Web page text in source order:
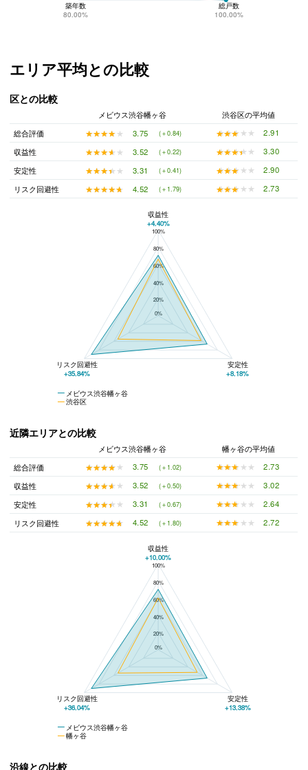
築年数
80.00%
総戸数
100.00%
エリア平均との比較
区との比較
メビウス渋谷幡ヶ谷
渋谷区の平均値
総合評価
★★★★★
★★★★★ 3.75 (＋0.84) ★★★★★
★★★★★
2.91
収益性
★★★★★
★★★★★ 3.52 (＋0.22) ★★★★★
★★★★★
3.30
安定性
★★★★★
★★★★★ 3.31 (＋0.41) ★★★★★
★★★★★
2.90
リスク回避性
★★★★★
★★★★★ 4.52 (＋1.79) ★★★★★
★★★★★ 2.73
メビウス渋谷幡ヶ谷と渋谷区の平均値の総合評価の比較
100%
80%
60%
40%
20%
0%
メビウス渋谷幡ヶ谷
渋谷区
収益性
+4.40%
リスク回避性
+35.84%
安定性
+8.18%
近隣エリアとの比較
メビウス渋谷幡ヶ谷
幡ヶ谷の平均値
総合評価
★★★★★
★★★★★ 3.75 (＋1.02) ★★★★★
★★★★★
2.73
収益性
★★★★★
★★★★★ 3.52 (＋0.50) ★★★★★
★★★★★
3.02
安定性
★★★★★
★★★★★ 3.31 (＋0.67) ★★★★★
★★★★★
2.64
リスク回避性
★★★★★
★★★★★ 4.52 (＋1.80) ★★★★★
★★★★★ 2.72
メビウス渋谷幡ヶ谷と幡ヶ谷の平均値の総合評価の比較
100%
80%
60%
40%
20%
0%
メビウス渋谷幡ヶ谷
幡ヶ谷
収益性
+10.00%
リスク回避性
+36.04%
安定性
+13.38%
沿線との比較